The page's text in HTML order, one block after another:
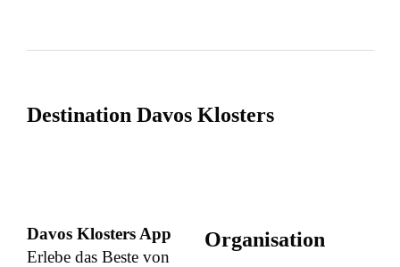
Destination Davos Klosters
Davos Klosters App
Erlebe das Beste von
Organisation